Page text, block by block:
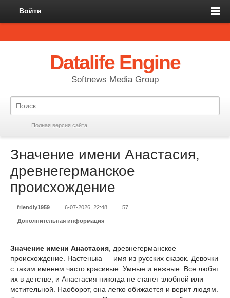
Войти
Datalife Engine
Softnews Media Group
Полная версия сайта
Значение имени Анастасия,
древнегерманское
происхождение
friendly1959 6-07-2026, 22:48 57
Дополнительная информация
Значение имени Анастасия , древнегерманское
происхождение. Настенька — имя из русских сказок. Девочки
с таким именем часто красивые. Умные и нежные. Все любят
их в детстве, и Анастасия никогда не станет злобной или
мстительной. Наоборот, она легко обижается и верит людям.